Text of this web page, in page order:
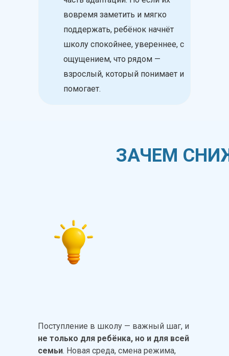
методов,
которые помогут
родителям подготовить
ребёнка к школе
не только интеллектуально,
но и эмоционально.
вовремя заметить и мягко
поддержать, ребёнок начнёт
школу спокойнее, увереннее, с
ощущением, что рядом —
взрослый, который понимает и
помогает.
ЗАЧЕМ
Поступление в школу — важный шаг, и
не только для ребёнка, но и для всей
семьи. Новая среда, смена режима,